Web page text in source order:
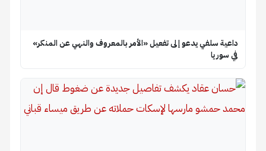
داعية سلفي يدعو إلى تفعيل «الأمر بالمعروف والنهي عن المنكر»
في سوريا